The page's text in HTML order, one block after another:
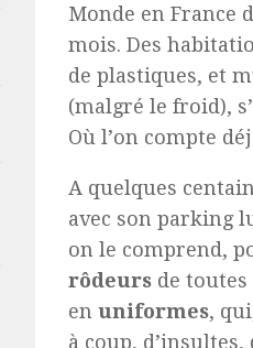
Monde en France
mois. Des
de plastiques, et
(malgré le froid),
Où l’on compte
A quelques
avec son parking
on le comprend,
rôdeurs de toutes
en uniformes,
à coup,